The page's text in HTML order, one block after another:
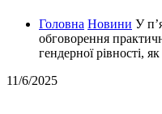
Головна Новини У
обговорення
гендерної рівності,
11/6/2025